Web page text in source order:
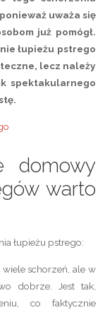
uważa się
już pomógł.
łupieżu pstrego
lecz należy
spektakularnego
domowy
warto
łupieżu pstrego:
schorzeń, ale w
dobrze. Jest tak,
co faktycznie